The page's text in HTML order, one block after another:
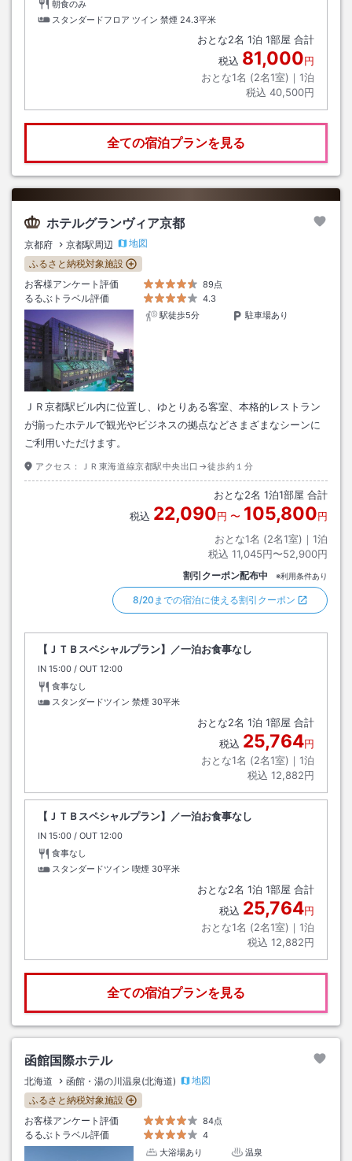
朝食のみ
スタンダードフロア ツイン 禁煙 24.3平米
おとな2名 1泊 1部屋 合計
税込 81,000円
おとな1名 (2名1室)｜ 1泊
税込 40,500円
全ての宿泊プランを見る
ホテルグランヴィア京都
京都府 京都駅周辺
地図
ふるさと納税対象施設
お客様アンケート評価
89点
るるぶトラベル評価
4.3
駅徒歩5分
駐車場あり
ＪＲ京都駅ビル内に位置し、ゆとりある客室、本格的レストラン
が揃ったホテルで観光やビジネスの拠点などさまざまなシーンに
ご利用いただけます。
アクセス： ＪＲ東海道線京都駅中央出口→徒歩約１分
おとな2名 1泊1部屋 合計
税込 22,090円 〜 105,800円
おとな1名 (2名1室)｜ 1泊
税込 11,045円〜52,900円
割引クーポン配布中 ※利用条件あり
8/20までの宿泊に使える割引クーポン
【ＪＴＢスペシャルプラン】／一泊お食事なし
IN チェックイン
15:00 / OUT チェックアウト
12:00
食事なし
スタンダードツイン 禁煙 30平米
おとな2名 1泊 1部屋 合計
税込 25,764円
おとな1名 (2名1室)｜ 1泊
税込 12,882円
【ＪＴＢスペシャルプラン】／一泊お食事なし
IN チェックイン
15:00 / OUT チェックアウト
12:00
食事なし
スタンダードツイン 喫煙 30平米
おとな2名 1泊 1部屋 合計
税込 25,764円
おとな1名 (2名1室)｜ 1泊
税込 12,882円
全ての宿泊プランを見る
函館国際ホテル
北海道 函館・湯の川温泉(北海道)
地図
ふるさと納税対象施設
お客様アンケート評価
84点
るるぶトラベル評価
4
大浴場あり
温泉